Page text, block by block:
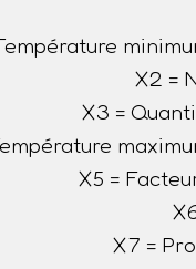
X2 =
X3 =
X5 =
X7 =